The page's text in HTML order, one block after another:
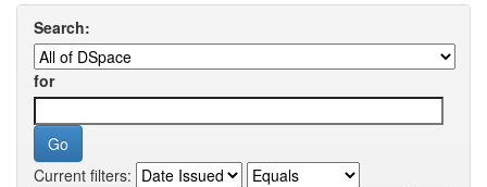
Search:
for
Current filters: